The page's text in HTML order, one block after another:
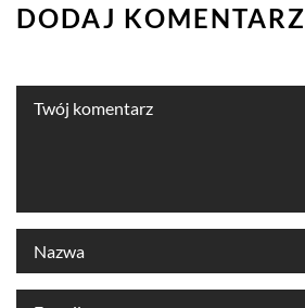
DODAJ KOMENTARZ